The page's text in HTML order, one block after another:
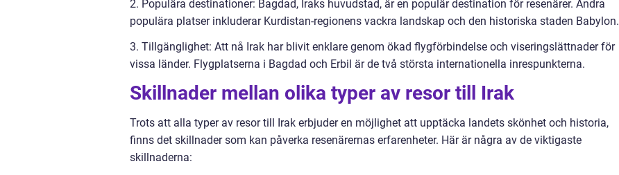
2. Populära destinationer: Bagdad, Iraks huvudstad, är en populär destination för resenärer. Andra
populära platser inkluderar Kurdistan-regionens vackra landskap och den historiska staden Babylon.
3. Tillgänglighet: Att nå Irak har blivit enklare genom ökad flygförbindelse och viseringslättnader för
vissa länder. Flygplatserna i Bagdad och Erbil är de två största internationella inrespunkterna.
Skillnader mellan olika typer av resor till Irak
Trots att alla typer av resor till Irak erbjuder en möjlighet att upptäcka landets skönhet och historia,
finns det skillnader som kan påverka resenärernas erfarenheter. Här är några av de viktigaste
skillnaderna: